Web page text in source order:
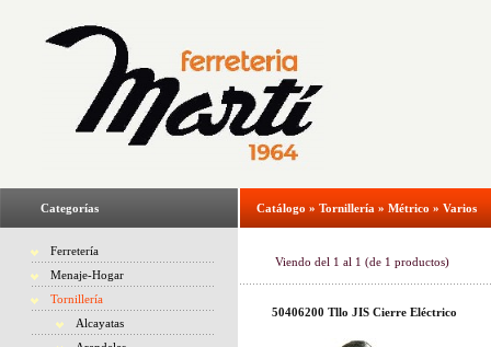
Categorías
Ferretería
Menaje-Hogar
Tornillería
Alcayatas
Catálogo » Tornillería » Métrico » Varios
Viendo del 1 al 1 (de 1 productos)
50406200 Tllo JIS Cierre Eléctrico